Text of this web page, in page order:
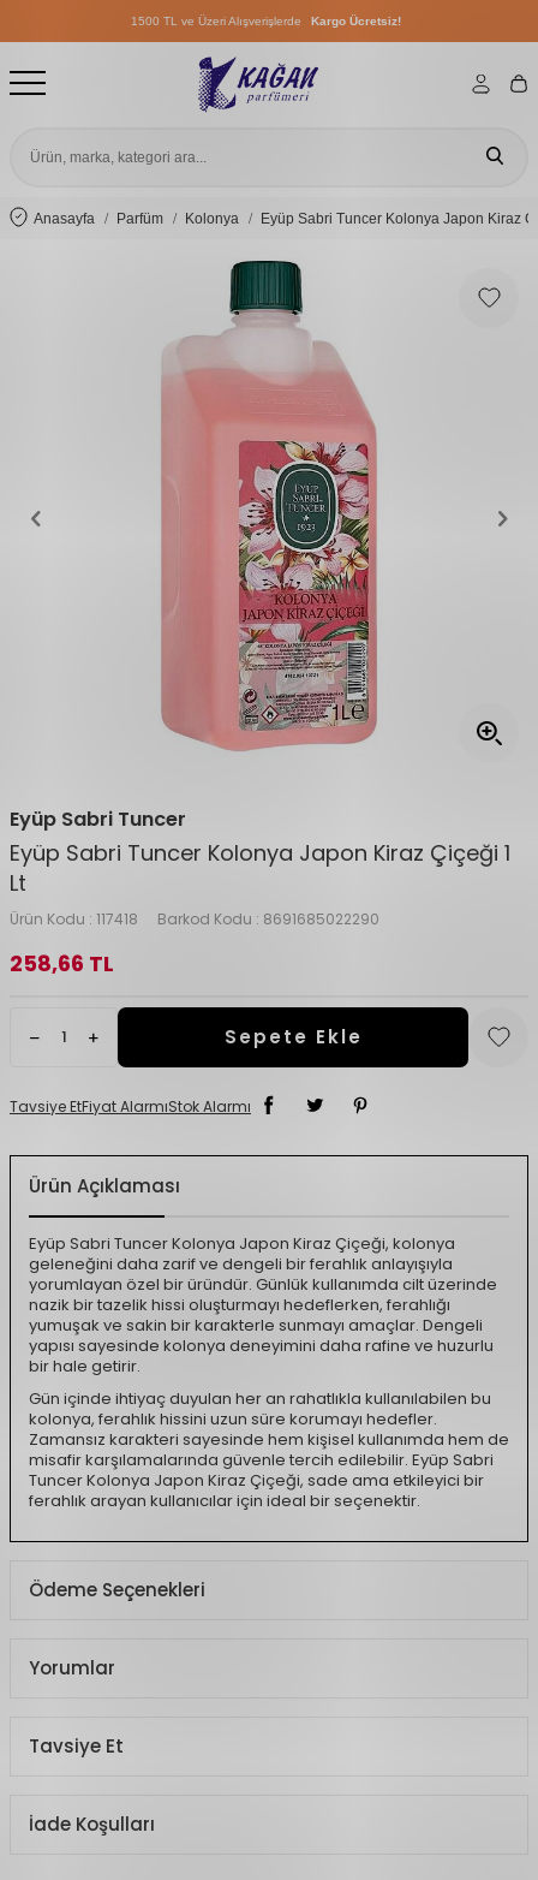
1500 TL ve Üzeri Alışverişlerde Kargo Ücretsiz!
1500 TL ve Üzeri Alışverişlerde
1500 TL ve Üzeri Alışverişlerde
Anasayfa Parfüm Kolonya Eyüp Sabri Tuncer Kolonya Japon Kiraz
Eyüp Sabri Tuncer
Eyüp Sabri Tuncer Kolonya Japon Kiraz Çiçeği 1
Lt
Ürün Kodu : 117418 Barkod Kodu : 8691685022290
258,66 TL
Sepete Ekle
Tavsiye EtFiyat AlarmıStok Alarmı
Ürün Açıklaması
Eyüp Sabri Tuncer Kolonya Japon Kiraz Çiçeği, kolonya
geleneğini daha zarif ve dengeli bir ferahlık anlayışıyla
yorumlayan özel bir üründür. Günlük kullanımda cilt üzerinde
nazik bir tazelik hissi oluşturmayı hedeflerken, ferahlığı
yumuşak ve sakin bir karakterle sunmayı amaçlar. Dengeli
yapısı sayesinde kolonya deneyimini daha rafine ve huzurlu
bir hale getirir.
Gün içinde ihtiyaç duyulan her an rahatlıkla kullanılabilen bu
kolonya, ferahlık hissini uzun süre korumayı hedefler.
Zamansız karakteri sayesinde hem kişisel kullanımda hem de
misafir karşılamalarında güvenle tercih edilebilir. Eyüp Sabri
Tuncer Kolonya Japon Kiraz Çiçeği, sade ama etkileyici bir
ferahlık arayan kullanıcılar için ideal bir seçenektir.
Ödeme Seçenekleri
Yorumlar
Tavsiye Et
İade Koşulları